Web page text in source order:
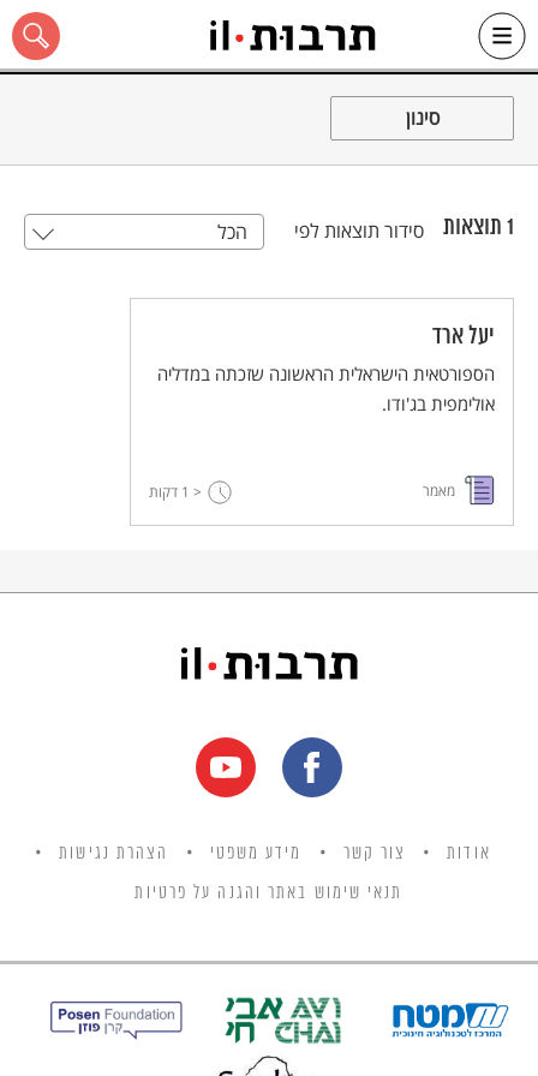
Skip
כל האתר
סינון
1 תוצאות סידור תוצאות לפי הכל
יעל ארד
הספורטאית הישראלית הראשונה שזכתה במדליה
אולימפית בג'ודו.
מאמר < 1 דקות
אודות צור קשר מידע משפטי הצהרת נגישות
תנאי שימוש באתר והגנה על פרטיות